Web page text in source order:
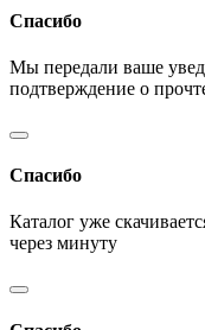
Спасибо
Мы передали ваше
подтверждение о
Спасибо
Каталог уже
через минуту